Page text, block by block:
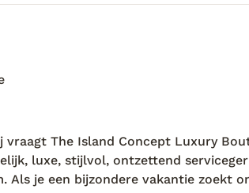
The Island Concept Luxury
luxe, stijlvol, ontzettend
je een bijzondere vakantie zoekt